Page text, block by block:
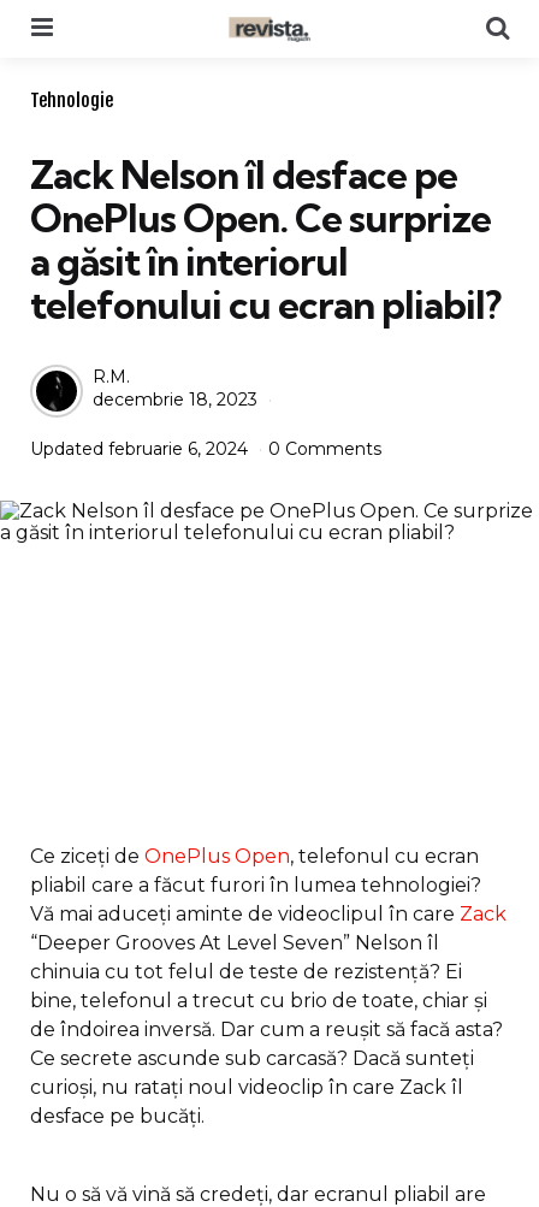
Categories
Tehnologie
Zack Nelson îl desface pe
OnePlus Open. Ce surprize
a găsit în interiorul
telefonului cu ecran pliabil?
Posted
by
R.M.
decembrie 18, 2023
Updated februarie 6, 2024 0 Comments
Ce ziceți de OneP us Open, telefonul cu ecran
pliabil care a făcut furori în lumea tehnologiei?
Vă mai aduceți aminte de videoclipul în care Zack
“Deeper Grooves At Level Seven” Nelson îl
chinuia cu tot felul de teste de rezistență? Ei
bine, telefonul a trecut cu brio de toate, chiar și
de îndoirea inversă. Dar cum a reușit să facă asta?
Ce secrete ascunde sub carcasă? Dacă sunteți
curioși, nu ratați noul videoclip în care Zack îl
desface pe bucăți.
Nu o să vă vină să credeți, dar ecranul pliabil are